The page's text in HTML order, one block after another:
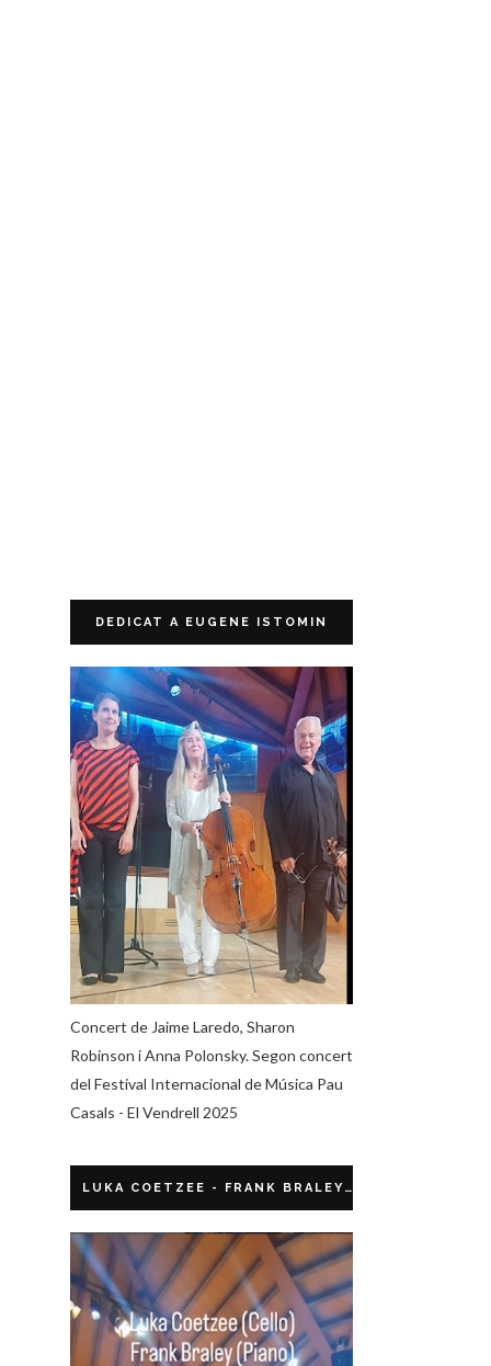
DEDICAT A EUGENE ISTOMIN
Concert de Jaime Laredo, Sharon
Robinson i Anna Polonsky. Segon concert
del Festival Internacional de Música Pau
Casals - El Vendrell 2025
LUKA COETZEE - FRANK BRALEY